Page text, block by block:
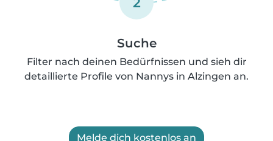
Suche
Filter nach deinen Bedürfnissen und sieh dir
detaillierte Profile von Nannys in Alzingen an.
Melde dich kostenlos an